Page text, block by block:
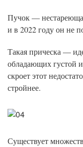
Пучок —
и в 2022 году он не
Такая прическа —
обладающих густой
скроет этот
стройнее.
Существует